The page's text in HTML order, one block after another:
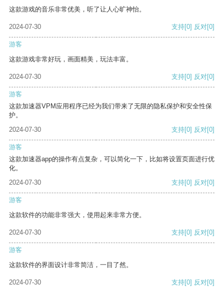
这款游戏的音乐非常优美，听了让人心旷神怡。
2024-07-30 支持[0] 反对[0]
游客
这款游戏非常好玩，画面精美，玩法丰富。
2024-07-30 支持[0] 反对[0]
游客
这款加速器VPM应用程序已经为我们带来了无限的隐私保护和安全性保
护。
2024-07-30
支持[0] 反对[0]
游客
这款加速器app的操作有点复杂，可以简化一下，比如将设置页面进行优
化。
2024-07-30
支持[0] 反对[0]
游客
这款软件的功能非常强大，使用起来非常方便。
2024-07-30 支持[0] 反对[0]
游客
这款软件的界面设计非常简洁，一目了然。
2024-07-30 支持[0] 反对[0]